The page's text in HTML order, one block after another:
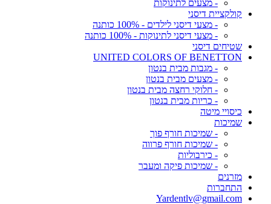
- מצעים לתינוקות
קולקציית דיסני
- מצעי דיסני לילדים - 100% כותנה
- מצעי דיסני לתינוקות - 100% כותנה
שטיחים דיסני
UNITED COLORS OF BENETTON
- מגבות מבית בנטון
- מצעים מבית בנטון
- חלוקי רחצה מבית בנטון
- כריות מבית בנטון
כיסויי מיטה
שמיכות
- שמיכות חורף פוך
- שמיכות חורף פרווה
- כירבוליות
- שמיכות פיקה ומעבר
מזרנים
התחברות
Yardentlv@gmail.com